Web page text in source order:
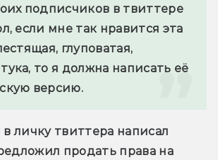
подписчиков в твиттере
если мне так нравится эта
глуповатая,
то я должна написать её
версию.
в личку твиттера написал
продать права на